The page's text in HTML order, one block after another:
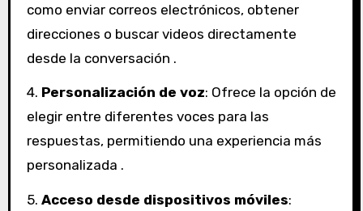
como enviar correos electrónicos, obtener
direcciones o buscar videos directamente
desde la conversación .
4. Personalización de voz: Ofrece la opción de
elegir entre diferentes voces para las
respuestas, permitiendo una experiencia más
personalizada .
5. Acceso desde dispositivos móviles: